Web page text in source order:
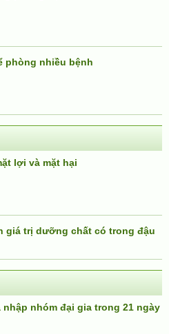
phòng nhiều bệnh
lợi và mặt hại
giá trị dưỡng chất có trong đậu
nhóm đại gia trong 21 ngày